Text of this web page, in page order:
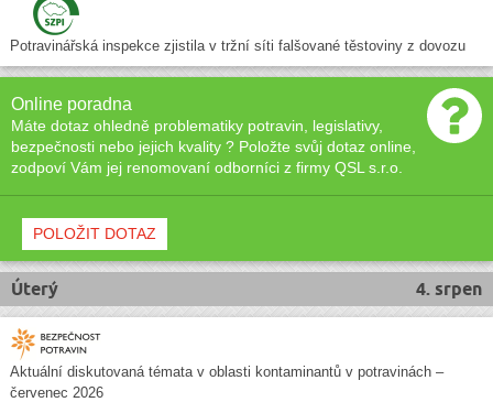
Potravinářská inspekce zjistila v tržní síti falšované těstoviny z dovozu
Online poradna
Máte dotaz ohledně problematiky potravin, legislativy,
bezpečnosti nebo jejich kvality ? Položte svůj dotaz online,
zodpoví Vám jej renomovaní odborníci z firmy QSL s.r.o.
POLOŽIT DOTAZ
4. srpen
Úterý
Aktuální diskutovaná témata v oblasti kontaminantů v potravinách –
červenec 2026